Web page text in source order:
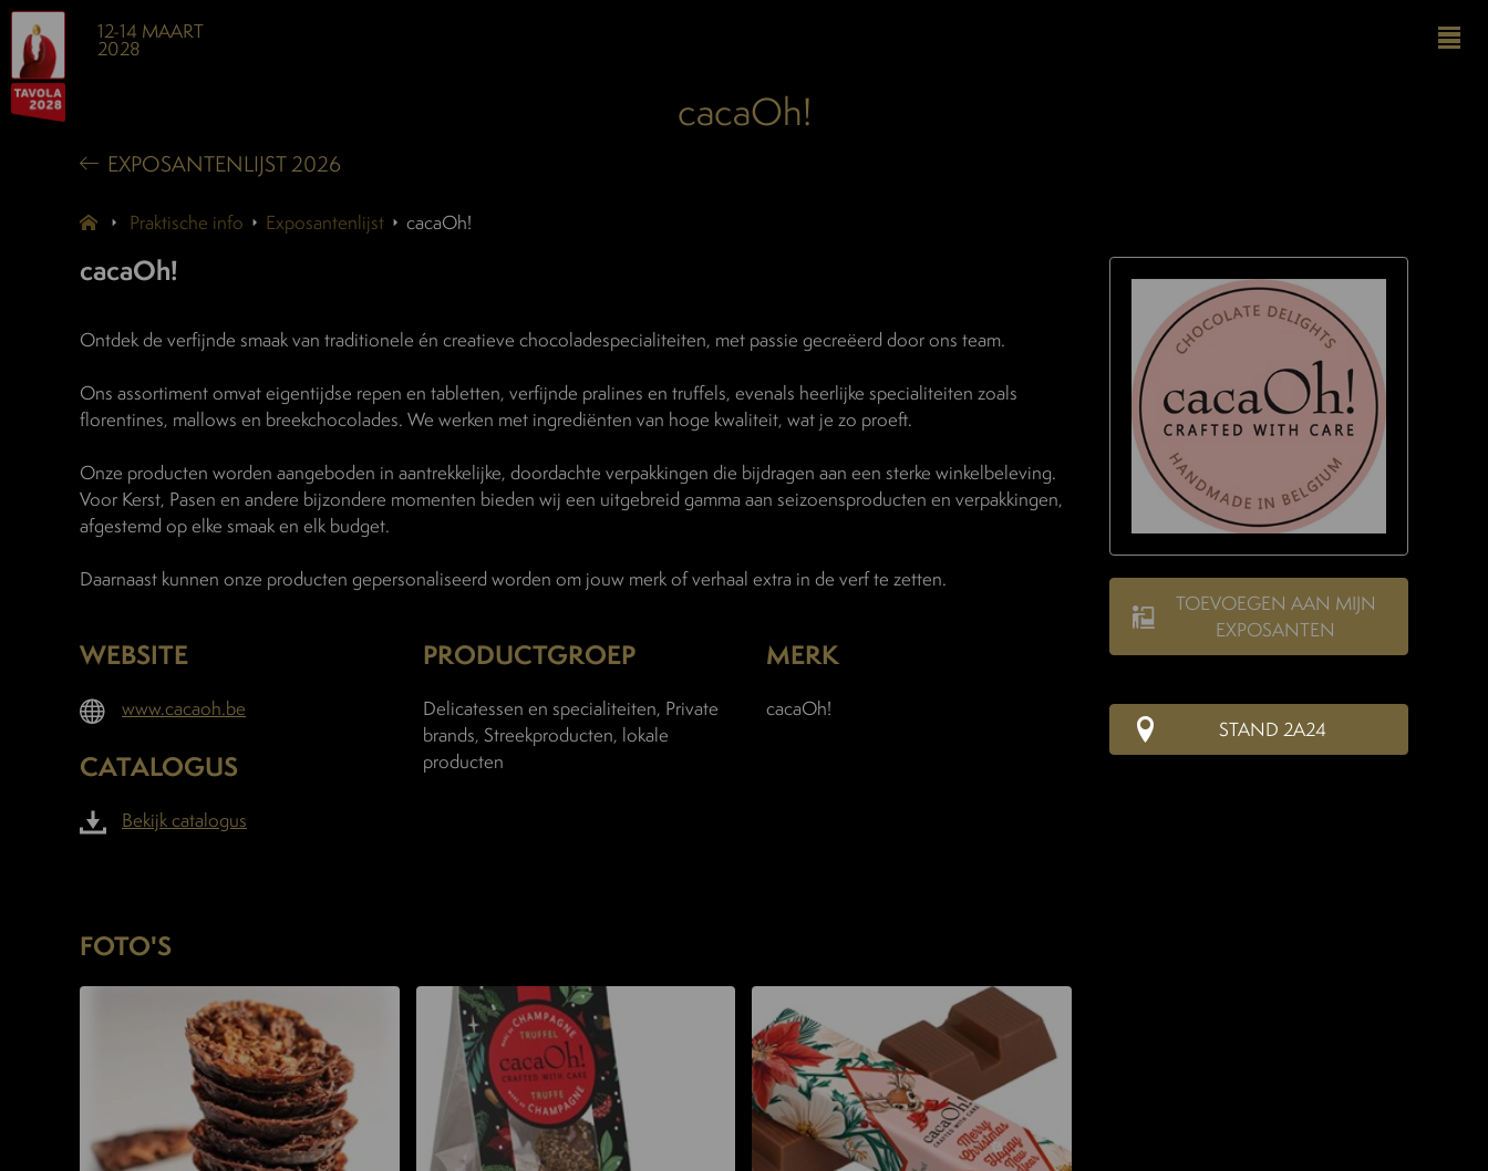
12-14 MAART
2028
cacaOh!
EXPOSANTENLIJST 2026
Praktische info Exposantenlijst cacaOh!
cacaOh!
TOEVOEGEN AAN MIJN
EXPOSANTEN
STAND 2A24
Ontdek de verfijnde smaak van traditionele én creatieve chocoladespecialiteiten, met passie gecreëerd door ons team.
Ons assortiment omvat eigentijdse repen en tabletten, verfijnde pralines en truffels, evenals heerlijke specialiteiten zoals
florentines, mallows en breekchocolades. We werken met ingrediënten van hoge kwaliteit, wat je zo proeft.
Onze producten worden aangeboden in aantrekkelijke, doordachte verpakkingen die bijdragen aan een sterke winkelbeleving.
Voor Kerst, Pasen en andere bijzondere momenten bieden wij een uitgebreid gamma aan seizoensproducten en verpakkingen,
afgestemd op elke smaak en elk budget.
Daarnaast kunnen onze producten gepersonaliseerd worden om jouw merk of verhaal extra in de verf te zetten.
WEBSITE
www.cacaoh.be
CATALOGUS
Bekijk catalogus
PRODUCTGROEP
Delicatessen en specialiteiten, Private
brands, Streekproducten, lokale
producten
MERK
cacaOh!
FOTO'S